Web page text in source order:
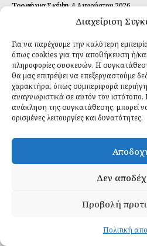
Διαχείριση
Για να παρέχουμε την καλύτερη
όπως cookies για την αποθήκευση ή/
πληροφορίες συσκευών. Η συγκατάθεση
θα μας επιτρέψει να επεξεργαστούμε
χαρακτήρα, όπως συμπεριφορά
αναγνωριστικά σε αυτόν τον
ανάκληση της συγκατάθεσης, μπορεί
ορισμένες λειτουργίες και δυνατότητες.
Δεν
Προβολή
Πολιτική
Τροφή για Σκέψη 4 Αυγούστου 2026
Αυτή Είναι η Συνταγή για
Ιδανικές Τροφές 26 Ιουλίου 2026
Εγγραφείτε
ΕΓΓΡΑΦΉ
Έχω διαβάσει και δέχομαι την
Creative